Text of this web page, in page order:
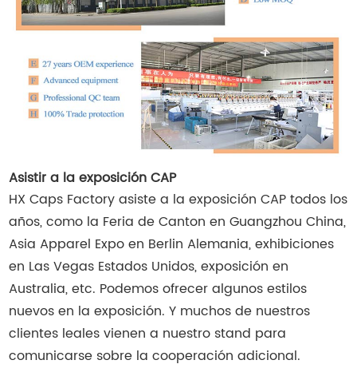
Asistir a la exposición CAP
HX Caps Factory asiste a la exposición CAP todos los
años, como la Feria de Canton en Guangzhou China,
Asia Apparel Expo en Berlin Alemania, exhibiciones
en Las Vegas Estados Unidos, exposición en
Australia, etc. Podemos ofrecer algunos estilos
nuevos en la exposición. Y muchos de nuestros
clientes leales vienen a nuestro stand para
comunicarse sobre la cooperación adicional.